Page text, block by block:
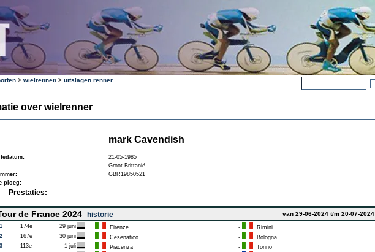
> wielrennen > uitslagen renner
over wielrenner
mark Cavendish
21-05-1985
Groot Brittanië
GBR19850521
ploeg:
Prestaties:
de France 2024 historie van 29-06-2024 t/m 20-07-2024
174e 29 juni Firenze - Rimini
167e 30 juni Cesenatico - Bologna
113e 1 juli Piacenza - Torino